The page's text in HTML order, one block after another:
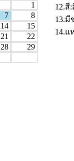
1
7
8
14
15
21
22
28
29
12.สี
13.มี
14.แ